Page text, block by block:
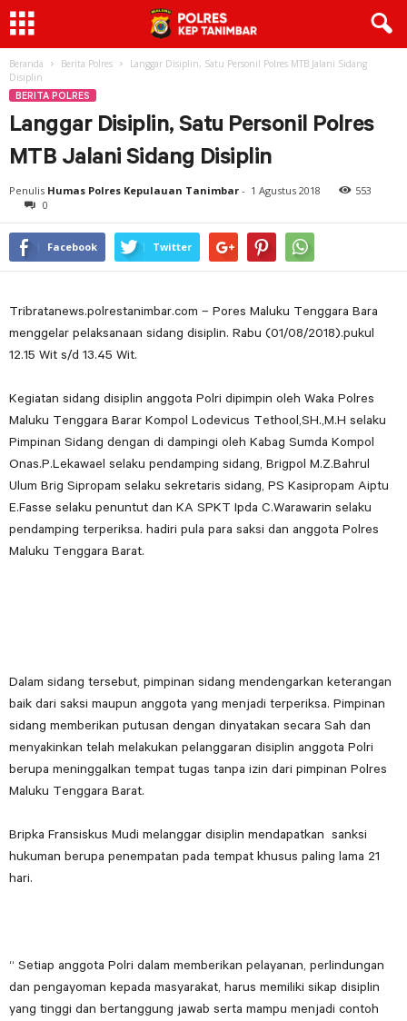
Beranda Berita Polres
Langgar Disiplin, Satu Personil Polres MTB Jalani Sidang
Disiplin
BERITA POLRES
Langgar Disiplin, Satu Personil Polres
MTB Jalani Sidang Disiplin
Penulis Humas Polres Kepulauan Tanimbar - 1 Agustus 2018
553
0
Facebook Twitter
Tribratanews.polrestanimbar.com – Pores Maluku Tenggara Bara
menggelar pelaksanaan sidang disiplin. Rabu (01/08/2018).pukul
12.15 Wit s/d 13.45 Wit.
Kegiatan sidang disiplin anggota Polri dipimpin oleh Waka Polres
Maluku Tenggara Barar Kompol Lodevicus Tethool,SH.,M.H selaku
Pimpinan Sidang dengan di dampingi oleh Kabag Sumda Kompol
Onas.P.Lekawael selaku pendamping sidang, Brigpol M.Z.Bahrul
Ulum Brig Sipropam selaku sekretaris sidang, PS Kasipropam Aiptu
E.Fasse selaku penuntut dan KA SPKT Ipda C.Warawarin selaku
pendamping terperiksa. hadiri pula para saksi dan anggota Polres
Maluku Tenggara Barat.
Dalam sidang tersebut, pimpinan sidang mendengarkan keterangan
baik dari saksi maupun anggota yang menjadi terperiksa. Pimpinan
sidang memberikan putusan dengan dinyatakan secara Sah dan
menyakinkan telah melakukan pelanggaran disiplin anggota Polri
berupa meninggalkan tempat tugas tanpa izin dari pimpinan Polres
Maluku Tenggara Barat.
Bripka Fransiskus Mudi melanggar disiplin mendapatkan sanksi
hukuman berupa penempatan pada tempat khusus paling lama 21
hari.
“ Setiap anggota Polri dalam memberikan pelayanan, perlindungan
dan pengayoman kepada masyarakat, harus memiliki sikap disiplin
yang tinggi dan bertanggung jawab serta mampu menjadi contoh